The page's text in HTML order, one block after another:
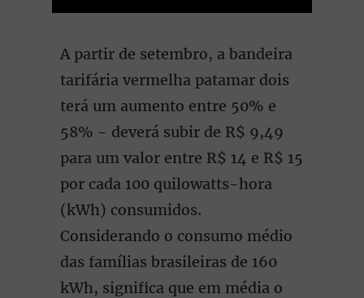
A partir de setembro, a bandeira
tarifária vermelha patamar dois
terá um aumento entre 50% e
58% - deverá subir de R$ 9,49
para um valor entre R$ 14 e R$ 15
por cada 100 quilowatts-hora
(kWh) consumidos.
Considerando o consumo médio
das famílias brasileiras de 160
kWh, significa que em média o